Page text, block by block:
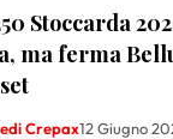
Stoccarda
ma ferma
Crepax12 Giugno